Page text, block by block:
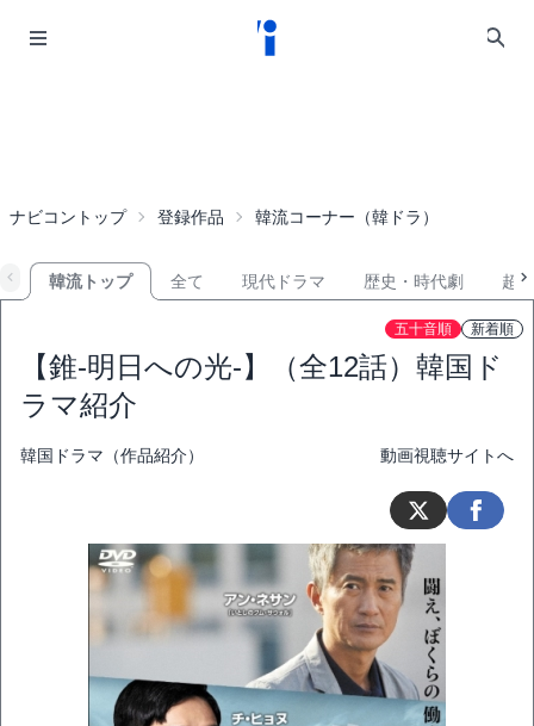
ナビコントップ 登録作品 韓流コーナー（韓ドラ）
韓流トップ 全て 現代ドラマ 歴史・時代劇 超
五十音順 新着順
【錐-明日への光-】（全12話）韓国ド
ラマ紹介
韓国ドラマ（作品紹介） 動画視聴サイトへ